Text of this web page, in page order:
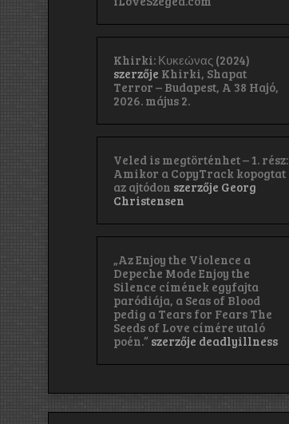
Khirki: Κ​υ​κ​ε​ώ​ν​α​ς (2024)
szerzője Khirki, Shapat
Terror – Budapest, A 38 Hajó,
2026. május 2.
Veled is megtörténhet – 1. rész:
Amikor a CopyTrack kopogtat
az ajtódon szerzője Georg
Christensen
„Az Enjoy the Violence a
Depeche Mode Enjoy the
Silence címének egyfajta
paródiája, a Seas of Blood
pedig a Tears for Fears The
Seeds of Love címére utaló
poén.” szerzője deadlyillness